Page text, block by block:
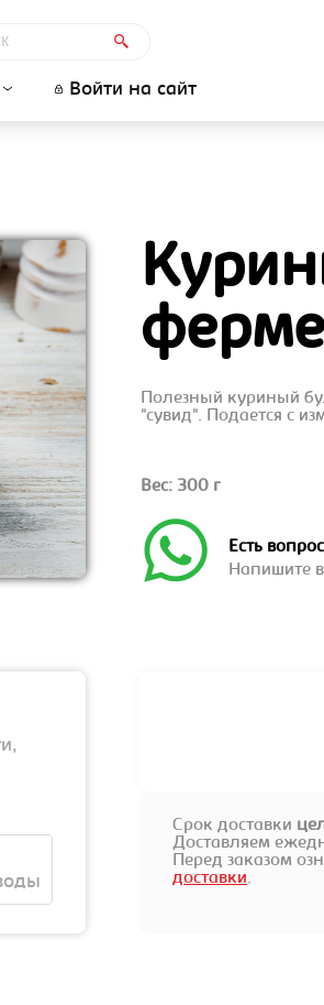
Войти на сайт
Полезный куриный
"сувид". Подается с
Вес: 300 г
Есть
Напишите
Срок доставки
Доставляем
Перед заказом
доставки.